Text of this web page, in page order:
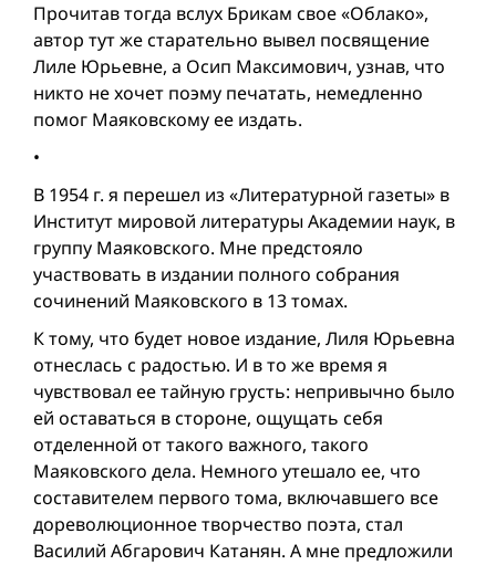
Прочитав тогда вслух Брикам свое «Облако»,
автор тут же старательно вывел посвящение
Лиле Юрьевне, а Осип Максимович, узнав, что
никто не хочет поэму печатать, немедленно
помог Маяковскому ее издать.
•
В 1954 г. я перешел из «Литературной газеты» в
Институт мировой литературы Академии наук, в
группу Маяковского. Мне предстояло
участвовать в издании полного собрания
сочинений Маяковского в 13 томах.
К тому, что будет новое издание, Лиля Юрьевна
отнеслась с радостью. И в то же время я
чувствовал ее тайную грусть: непривычно было
ей оставаться в стороне, ощущать себя
отделенной от такого важного, такого
Маяковского дела. Немного утешало ее, что
составителем первого тома, включавшего все
дореволюционное творчество поэта, стал
Василий Абгарович Катанян. А мне предложили